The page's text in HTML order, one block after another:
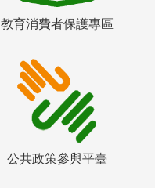
教育消費者保護專區
公共政策參與平臺